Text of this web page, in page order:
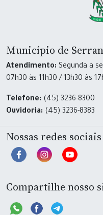
Município de
Atendimento: Segunda a
07h30 às 11h30 / 13h30 às
Telefone: (45) 3236-8300
Ouvidoria: (45) 3236-8383
Nossas redes sociais
Compartilhe nosso